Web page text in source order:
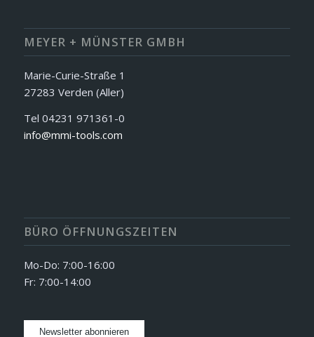
MEYER + MÜNSTER GMBH
Marie-Curie-Straße 1
27283 Verden (Aller)
Tel 04231 971361-0
info@mmi-tools.com
BÜRO ÖFFNUNGSZEITEN
Mo-Do: 7:00-16:00
Fr: 7:00-14:00